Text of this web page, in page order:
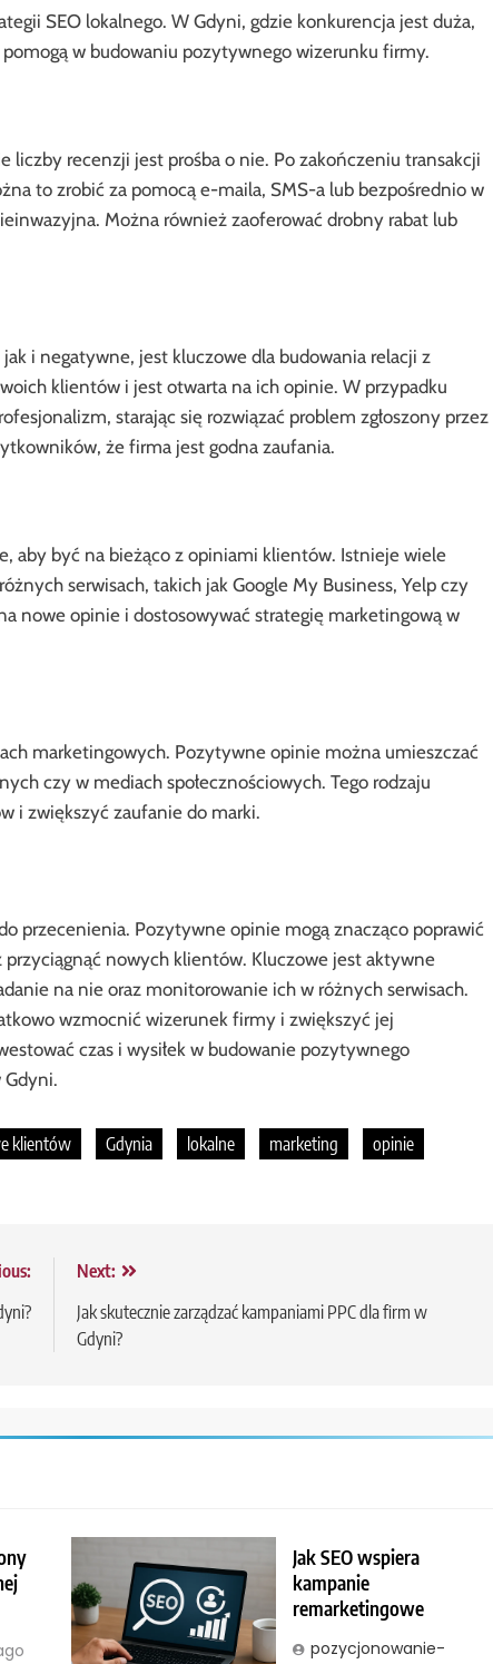
SEO lokalnego. W Gdyni, gdzie konkurencja jest duża,
w budowaniu pozytywnego wizerunku firmy.
liczby recenzji jest prośba o nie. Po zakończeniu transakcji
to zrobić za pomocą e-maila, SMS-a lub bezpośrednio w
Można również zaoferować drobny rabat lub
i negatywne, jest kluczowe dla budowania relacji z
klientów i jest otwarta na ich opinie. W przypadku
starając się rozwiązać problem zgłoszony przez
że firma jest godna zaufania.
aby być na bieżąco z opiniami klientów. Istnieje wiele
serwisach, takich jak Google My Business, Yelp czy
nowe opinie i dostosowywać strategię marketingową w
marketingowych. Pozytywne opinie można umieszczać
czy w mediach społecznościowych. Tego rodzaju
i zwiększyć zaufanie do marki.
przecenienia. Pozytywne opinie mogą znacząco poprawić
nowych klientów. Kluczowe jest aktywne
na nie oraz monitorowanie ich w różnych serwisach.
wzmocnić wizerunek firmy i zwiększyć jej
czas i wysiłek w budowanie pozytywnego
Gdyni.
klientów Gdynia lokalne marketing
opinie
Next:
Jak skutecznie zarządzać kampaniami PPC dla firm w
Gdyni?
Jak SEO wspiera
kampanie
remarketingowe
pozycjonowanie-